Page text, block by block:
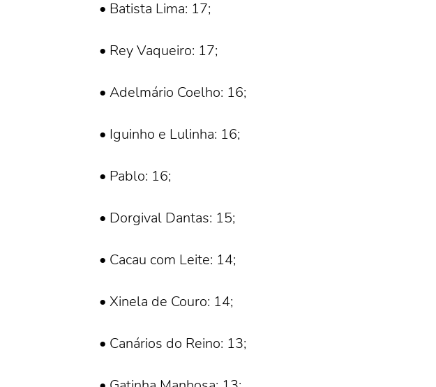
• Batista Lima: 17;
• Rey Vaqueiro: 17;
• Adelmário Coelho: 16;
• Iguinho e Lulinha: 16;
• Pablo: 16;
• Dorgival Dantas: 15;
• Cacau com Leite: 14;
• Xinela de Couro: 14;
• Canários do Reino: 13;